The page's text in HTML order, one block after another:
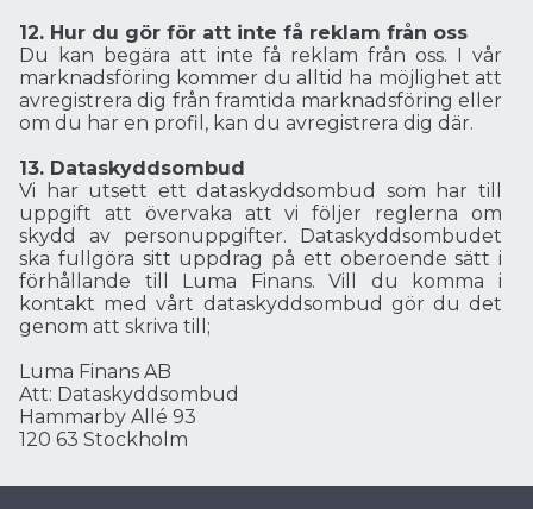
12. Hur du gör för att inte få reklam från oss
Du kan begära att inte få reklam från oss. I vår
marknadsföring kommer du alltid ha möjlighet att
avregistrera dig från framtida marknadsföring eller
om du har en profil, kan du avregistrera dig där.
13. Dataskyddsombud
Vi har utsett ett dataskyddsombud som har till
uppgift att övervaka att vi följer reglerna om
skydd av personuppgifter. Dataskyddsombudet
ska fullgöra sitt uppdrag på ett oberoende sätt i
förhållande till Luma Finans. Vill du komma i
kontakt med vårt dataskyddsombud gör du det
genom att skriva till;
Luma Finans AB
Att: Dataskyddsombud
Hammarby Allé 93
120 63 Stockholm